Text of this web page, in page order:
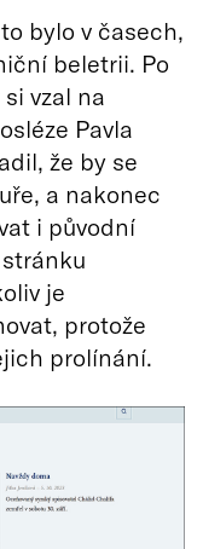
bylo v časech,
beletrii. Po
vzal na
Pavla
že by se
a nakonec
i původní
je
protože
prolínání.